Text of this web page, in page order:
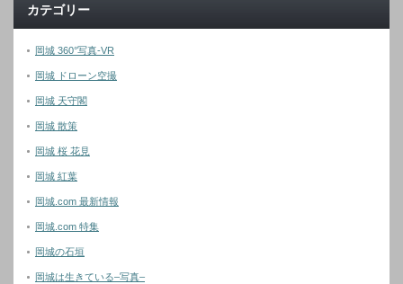
カテゴリー
岡城 360°写真-VR
岡城 ドローン空撮
岡城 天守閣
岡城 散策
岡城 桜 花見
岡城 紅葉
岡城.com 最新情報
岡城.com 特集
岡城の石垣
岡城は生きている–写真–